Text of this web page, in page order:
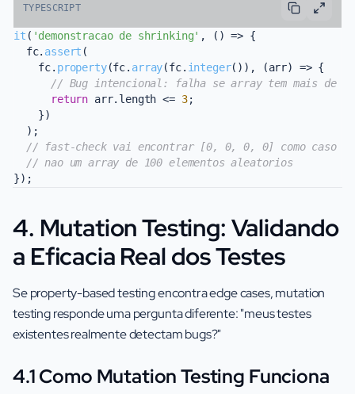
TYPESCRIPT
it ( 'demonstracao de shrinking' , () => {
  fc.
assert (
    fc.
property(fc. array(fc. integer()), (arr) => {
// Bug intencional: falha se array tem mais de 3
return arr. length <= 3;
    })
  );
// fast-check vai encontrar [0, 0, 0, 0] como caso
// nao um array de 100 elementos aleatorios
4. Mutation Testing: Validando
a Eficacia Real dos Testes
Se property-based testing encontra edge cases, mutation
testing responde uma pergunta diferente: "meus testes
existentes realmente detectam bugs?"
4.1 Como Mutation Testing Funciona